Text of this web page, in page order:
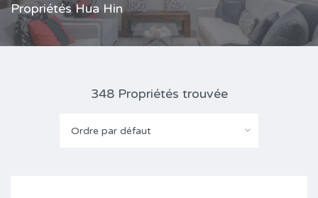
Propriétés Hua Hin
348 Propriétés trouvée
Ordre par défaut